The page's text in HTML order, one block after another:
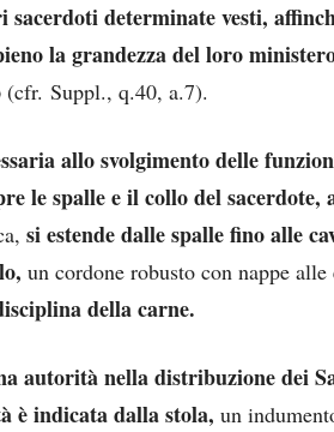
determinate vesti,
la grandezza del loro
(cfr. Suppl., q.40, a.7).
allo svolgimento delle
le spalle e il collo del
si estende dalle spalle fino alle
un cordone robusto con nappe alle
della carne.
autorità nella distribuzione dei
è indicata dalla stola, un